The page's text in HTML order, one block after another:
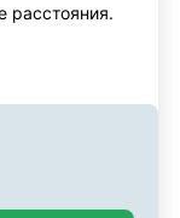
расстояния.